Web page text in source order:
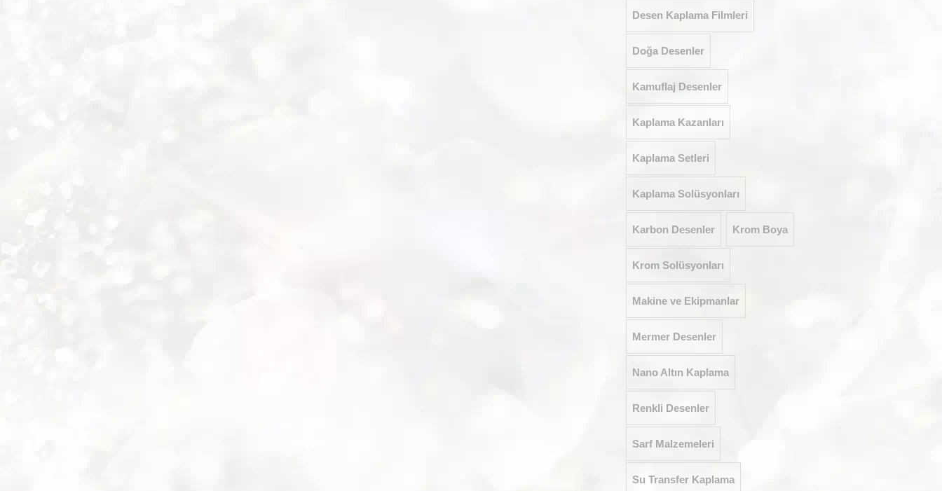
Desen Kaplama Filmleri
Doğa Desenler
Kamuflaj Desenler
Kaplama Kazanları
Kaplama Setleri
Kaplama Solüsyonları
Karbon Desenler Krom Boya
Krom Solüsyonları
Makine ve Ekipmanlar
Mermer Desenler
Nano Altın Kaplama
Renkli Desenler
Sarf Malzemeleri
Su Transfer Kaplama